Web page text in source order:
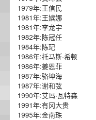
1979年:王信民
1981年:王嫔娜
1981年:李龙宇
1982年:陈冠任
1984年:陈玘
1986年:托马斯·希顿
1986年:姜恩菲
1987年:骆坤海
1987年:谢和弦
1990年:艾玛·瓦特森
1991年:有冈大贵
1995年:金南珠